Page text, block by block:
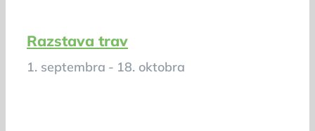
Razstava trav
1. septembra - 18. oktobra